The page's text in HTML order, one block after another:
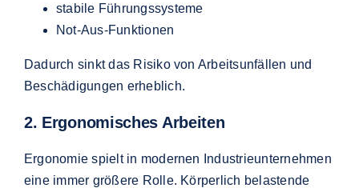
stabile Führungssysteme
Not-Aus-Funktionen
Dadurch sinkt das Risiko von Arbeitsunfällen und
Beschädigungen erheblich.
2. Ergonomisches Arbeiten
Ergonomie spielt in modernen Industrieunternehmen
eine immer größere Rolle. Körperlich belastende